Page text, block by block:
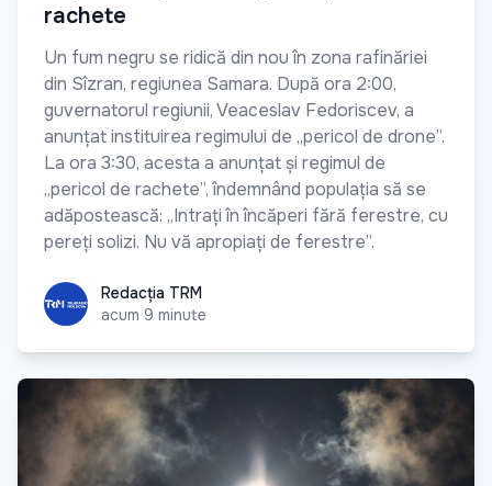
rachete
Un fum negru se ridică din nou în zona rafinăriei
din Sîzran, regiunea Samara. După ora 2:00,
guvernatorul regiunii, Veaceslav Fedoriscev, a
anunțat instituirea regimului de „pericol de drone”.
La ora 3:30, acesta a anunțat și regimul de
„pericol de rachete”, îndemnând populația să se
adăpostească: „Intrați în încăperi fără ferestre, cu
pereți solizi. Nu vă apropiați de ferestre”.
Redacția TRM
Redacția TRM
acum 9 minute